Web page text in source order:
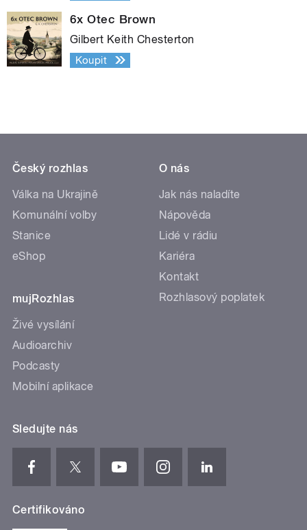
6x Otec Brown
Gilbert Keith Chesterton
Koupit
Český rozhlas
Válka na Ukrajině
Komunální volby
Stanice
eShop
mujRozhlas
Živé vysílání
Audioarchiv
Podcasty
Mobilní aplikace
O nás
Jak nás naladíte
Nápověda
Lidé v rádiu
Kariéra
Kontakt
Rozhlasový poplatek
Sledujte nás
Certifikováno